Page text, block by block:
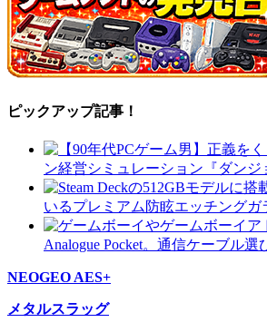
ピックアップ記事！
ン経営シミュレーション『ダンジ
いるプレミアム防眩エッチング
Analogue Pocket。通信ケーブル選
NEOGEO AES+
メタルスラッグ